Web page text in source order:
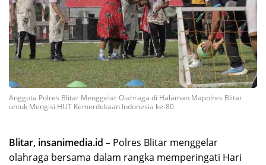
Anggota Polres Blitar Menggelar Olahraga di Halaman Mapolres Blitar
untuk Mengisi HUT Kemerdekaan Indonesia ke-80
Blitar, insanimedia.id – Polres Blitar menggelar
olahraga bersama dalam rangka memperingati Hari